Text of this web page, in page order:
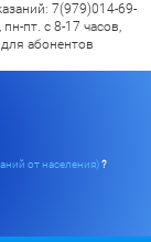
7(979)014-69-
пт. с 8-17 часов,
абонентов
от населения)?